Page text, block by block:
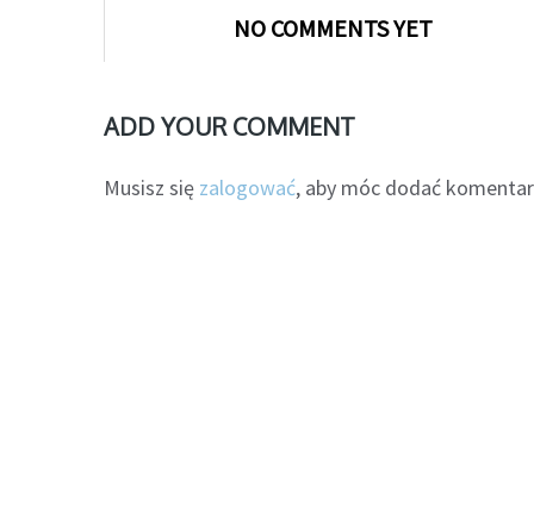
NO COMMENTS YET
ADD YOUR COMMENT
Musisz się zalogować, aby móc dodać